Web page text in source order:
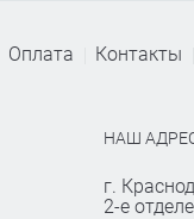
Оплата Контакты
НАШ
г.
2-е